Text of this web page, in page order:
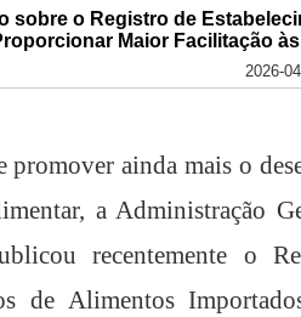
sobre o Registro de
Maior Facilitação
2026-
promover ainda mais o
a Administração
recentemente o
de Alimentos